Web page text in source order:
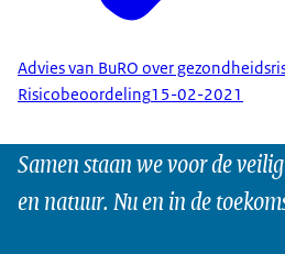
Advies van BuRO over
Risicobeoordeling15-02-2021
Samen staan we voor de
en natuur. Nu en in de